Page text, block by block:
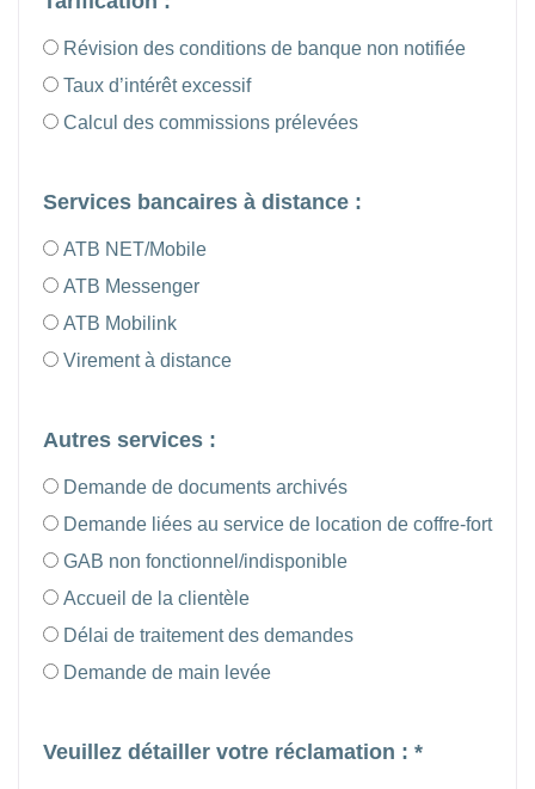
Révision des conditions de banque non notifiée
Taux d’intérêt excessif
Calcul des commissions prélevées
Services bancaires à distance :
ATB NET/Mobile
ATB Messenger
ATB Mobilink
Virement à distance
Autres services :
Demande de documents archivés
Demande liées au service de location de coffre-fort
GAB non fonctionnel/indisponible
Accueil de la clientèle
Délai de traitement des demandes
Demande de main levée
Veuillez détailler votre réclamation : *